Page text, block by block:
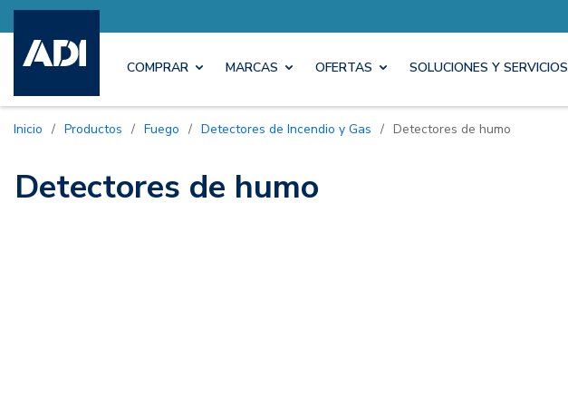
COMPRAR MARCAS OFERTAS SOLUCIONES Y SERVICIOS
Inicio / Productos / Fuego / Detectores de Incendio y Gas / Detectores de humo
Detectores de humo